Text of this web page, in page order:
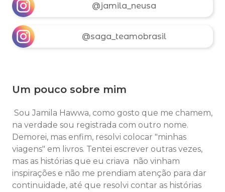
@jamila_neusa
@saga_teamobrasil
Um pouco sobre mim
Sou Jamila Hawwa, como gosto que me chamem,
na verdade sou registrada com outro nome.
Demorei, mas enfim, resolvi colocar "minhas
viagens" em livros. Tentei escrever outras vezes,
mas as histórias que eu criava não vinham
inspirações e não me prendiam atenção para dar
continuidade, até que resolvi contar as histórias